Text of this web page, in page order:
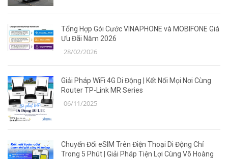
Tổng Hợp Gói Cước VINAPHONE và MOBIFONE Giá
Ưu Đãi Năm 2026
28/02/2026
Giải Pháp WiFi 4G Di Động | Kết Nối Mọi Nơi Cùng
Router TP-Link MR Series
06/11/2025
Chuyển Đổi eSIM Trên Điện Thoại Di Động Chỉ
Trong 5 Phút | Giải Pháp Tiện Lợi Cùng Võ Hoàng